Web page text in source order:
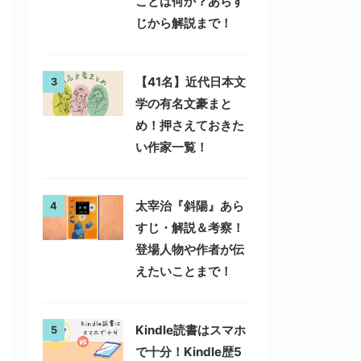
じから解説まで！
3
【41名】近代日本文
学の有名文豪まと
め！押さえておきた
い作家一覧！
4
太宰治『斜陽』あら
すじ・解説＆考察！
登場人物や作者が伝
えたいことまで！
5
Kindle読書はスマホ
で十分！Kindle歴5